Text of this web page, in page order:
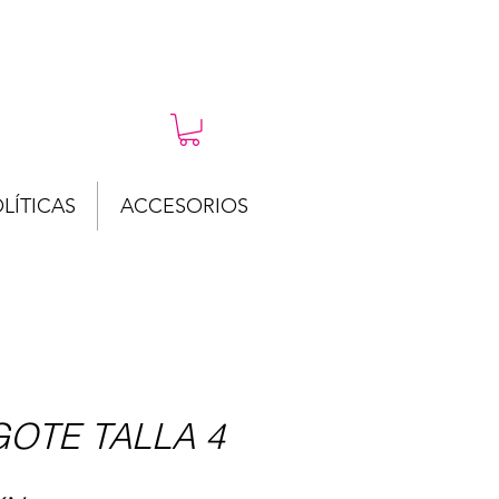
ACCESORIOS
TALLA 4